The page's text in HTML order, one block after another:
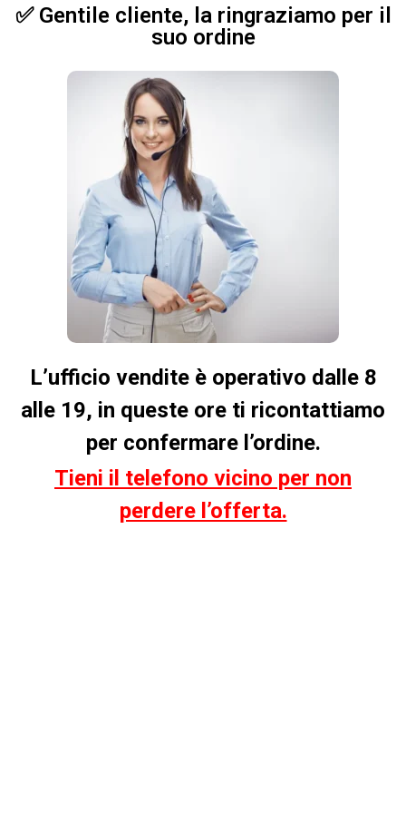
✅ Gentile cliente, la ringraziamo per il
suo ordine
L’ufficio vendite è operativo dalle 8
alle 19, in queste ore ti ricontattiamo
per confermare l’ordine.
Tieni il telefono vicino per non
perdere l’offerta.